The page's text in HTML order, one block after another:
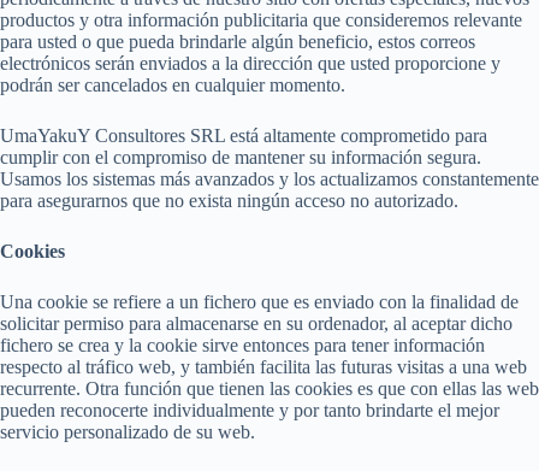
productos y otra información publicitaria que consideremos relevante
para usted o que pueda brindarle algún beneficio, estos correos
electrónicos serán enviados a la dirección que usted proporcione y
podrán ser cancelados en cualquier momento.
UmaYakuY Consultores SRL está altamente comprometido para
cumplir con el compromiso de mantener su información segura.
Usamos los sistemas más avanzados y los actualizamos constantemente
para asegurarnos que no exista ningún acceso no autorizado.
Cookies
Una cookie se refiere a un fichero que es enviado con la finalidad de
solicitar permiso para almacenarse en su ordenador, al aceptar dicho
fichero se crea y la cookie sirve entonces para tener información
respecto al tráfico web, y también facilita las futuras visitas a una web
recurrente. Otra función que tienen las cookies es que con ellas las web
pueden reconocerte individualmente y por tanto brindarte el mejor
servicio personalizado de su web.